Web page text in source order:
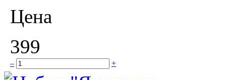
Цена
399
– +